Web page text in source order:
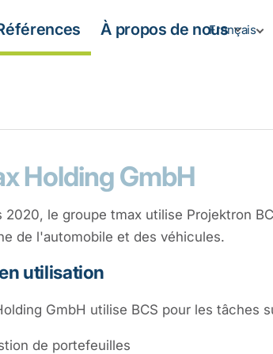
Français
À propos de nous
Holding GmbH
2020, le groupe tmax utilise Projektron
de l'automobile et des véhicules.
utilisation
GmbH utilise BCS pour les tâches
de portefeuilles